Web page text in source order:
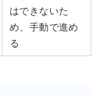
はできないた
め、手動で進め
る